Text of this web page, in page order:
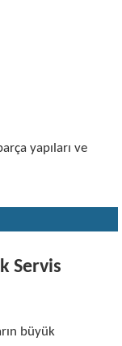
yapıları ve
Servis
büyük